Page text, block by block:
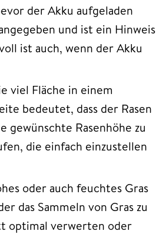
der Akku aufgeladen
und ist ein Hinweis
ist auch, wenn der Akku
viel Fläche in einem
bedeutet, dass der Rasen
Rasenhöhe zu
die einfach einzustellen
oder auch feuchtes Gras
das Sammeln von Gras zu
optimal verwerten oder